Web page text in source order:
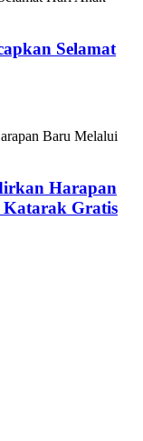
Selamat
Harapan
Katarak Gratis